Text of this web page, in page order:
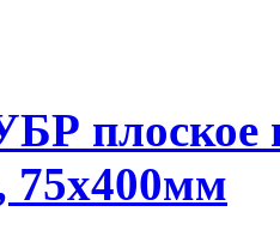
плоское
75х400мм